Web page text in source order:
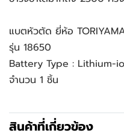
แบตหัวตัด ยี่ห้อ
รุ่น 18650
Battery Type : Lithium-
จำนวน 1 ชิ้น
สินค้าที่เกี่ยวข้อง